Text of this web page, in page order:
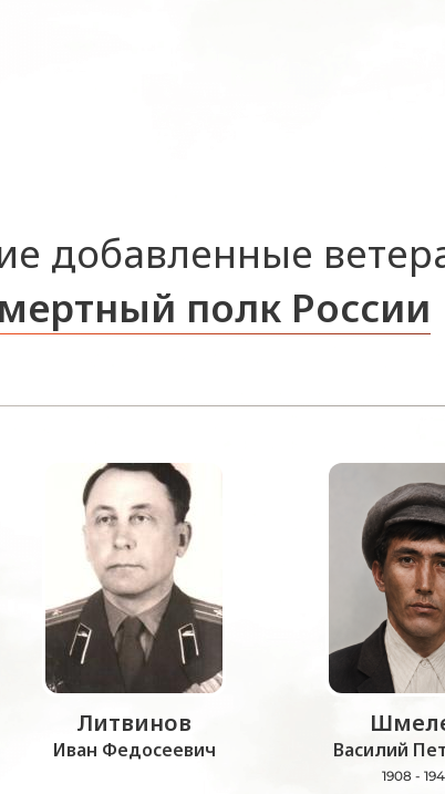
добавленные
полк России
Литвинов
Иван Федосеевич Василий
1908 -